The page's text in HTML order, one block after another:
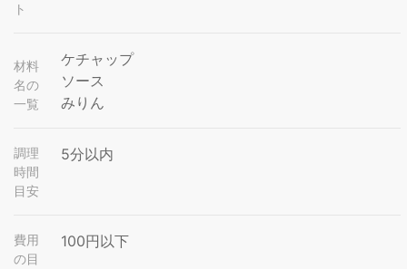
ト
材料
名の
一覧
ケチャップ
ソース
みりん
調理
時間
目安
5分以内
費用
の目
100円以下